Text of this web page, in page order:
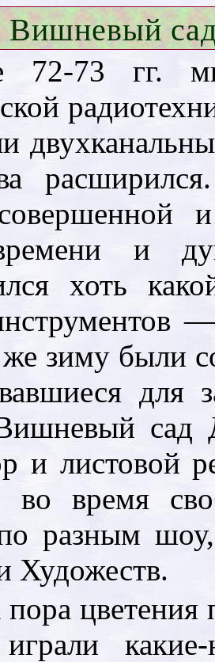
Вишневый
72-73 гг.
и
хоть
зиму были
сад
и листовой
во время
разным
Художеств.